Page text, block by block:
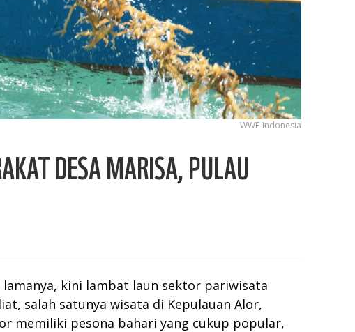
WWF-Indonesia
DESA MARISA, PULAU
kini lambat laun sektor pariwisata
salah satunya wisata di Kepulauan Alor,
memiliki pesona bahari yang cukup popular,